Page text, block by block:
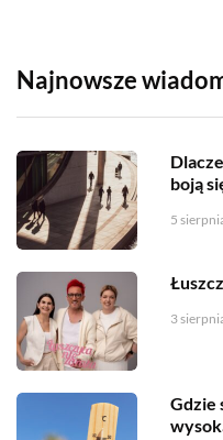
Najnowsze
boją
5
3
Gdzie